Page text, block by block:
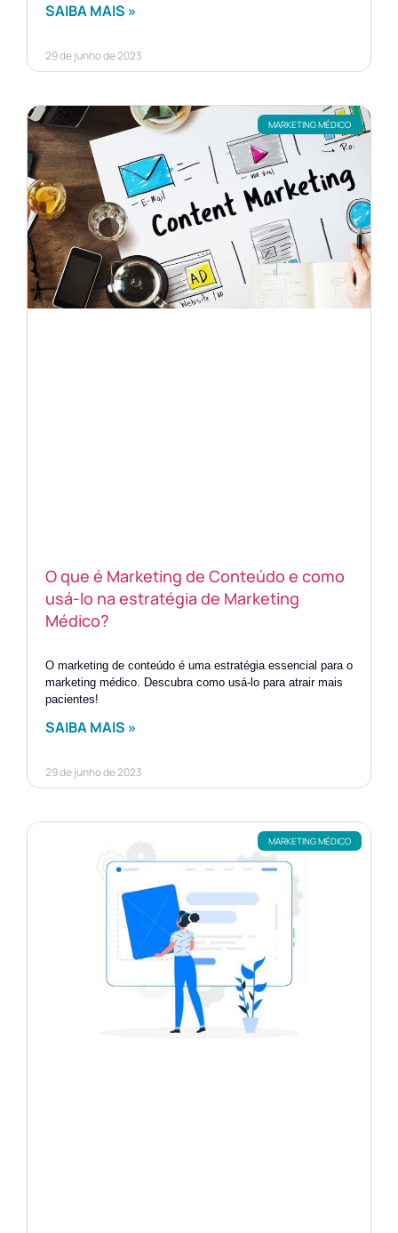
SAIBA MAIS »
29 de junho de 2023
MARKETING MÉDICO
O que é Marketing de Conteúdo e como
usá-lo na estratégia de Marketing
Médico?
O marketing de conteúdo é uma estratégia essencial para o
marketing médico. Descubra como usá-lo para atrair mais
pacientes!
SAIBA MAIS »
29 de junho de 2023
MARKETING MÉDICO